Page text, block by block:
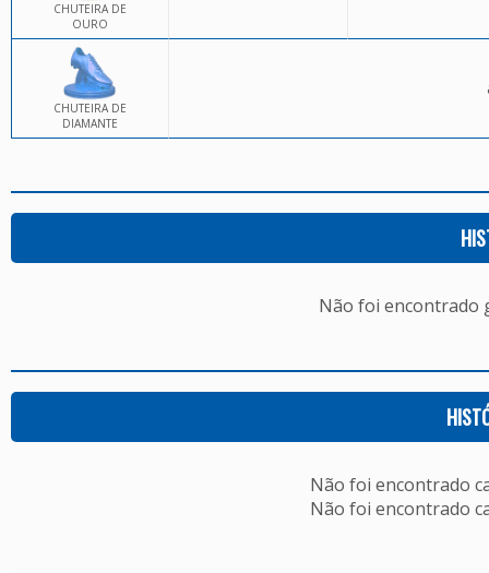
CHUTEIRA DE
OURO
CHUTEIRA DE
DIAMANTE
Não foi encontrado
Não foi encontrado
Não foi encontrado